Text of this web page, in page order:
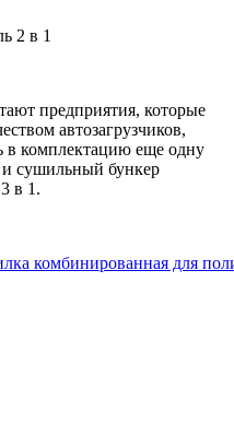
2 в 1
предприятия, которые
автозагрузчиков,
в комплектацию еще одну
сушильный бункер
в 1.